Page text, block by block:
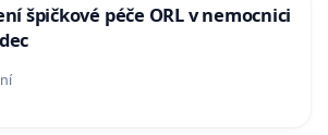
špičkové péče ORL v nemocnici